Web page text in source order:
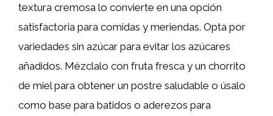
textura cremosa lo convierte en una opción
satisfactoria para comidas y meriendas. Opta por
variedades sin azúcar para evitar los azúcares
añadidos. Mézclalo con fruta fresca y un chorrito
de miel para obtener un postre saludable o úsalo
como base para batidos o aderezos para